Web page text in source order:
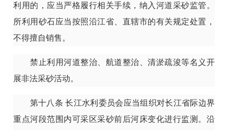
利用的，应当严格履行相关手续，纳入河道采砂监管。
所利用砂石应当按照沿江省、直辖市的有关规定处置，
不得擅自销售。
禁止利用河道整治、航道整治、清淤疏浚等名义开
展非法采砂活动。
第十八条 长江水利委员会应当组织对长江省际边界
重点河段范围内可采区采砂前后河床变化进行监测。沿